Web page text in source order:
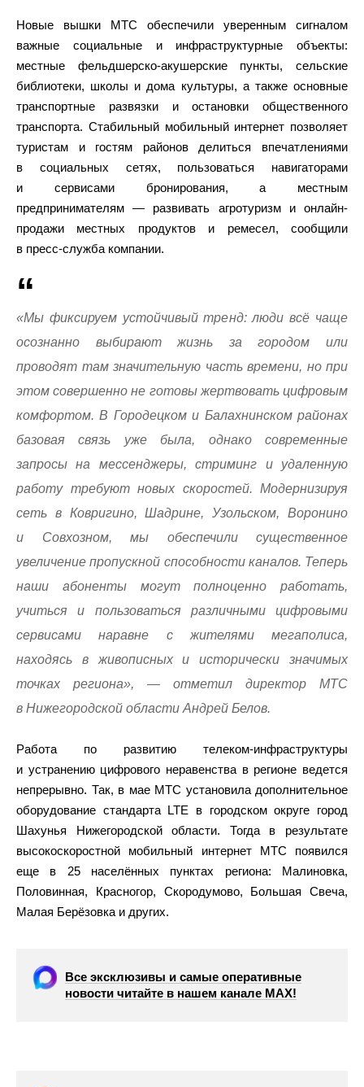
Новые вышки МТС обеспечили уверенным сигналом
важные социальные и инфраструктурные объекты:
местные фельдшерско-акушерские пункты, сельские
библиотеки, школы и дома культуры, а также основные
транспортные развязки и остановки общественного
транспорта. Стабильный мобильный интернет позволяет
туристам и гостям районов делиться впечатлениями
в социальных сетях, пользоваться навигаторами
и сервисами бронирования, а местным
предпринимателям — развивать агротуризм и онлайн-
продажи местных продуктов и ремесел, сообщили
в пресс-служба компании.
«Мы фиксируем устойчивый тренд: люди всё чаще
осознанно выбирают жизнь за городом или
проводят там значительную часть времени, но при
этом совершенно не готовы жертвовать цифровым
комфортом. В Городецком и Балахнинском районах
базовая связь уже была, однако современные
запросы на мессенджеры, стриминг и удаленную
работу требуют новых скоростей. Модернизируя
сеть в Ковригино, Шадрине, Узольском, Воронино
и Совхозном, мы обеспечили существенное
увеличение пропускной способности каналов. Теперь
наши абоненты могут полноценно работать,
учиться и пользоваться различными цифровыми
сервисами наравне с жителями мегаполиса,
находясь в живописных и исторически значимых
точках региона», — отметил директор МТС
в Нижегородской области Андрей Белов.
Работа по развитию телеком-инфраструктуры
и устранению цифрового неравенства в регионе ведется
непрерывно. Так, в мае МТС установила дополнительное
оборудование стандарта LTE в городском округе город
Шахунья Нижегородской области. Тогда в результате
высокоскоростной мобильный интернет МТС появился
еще в 25 населённых пунктах региона: Малиновка,
Половинная, Красногор, Скородумово, Большая Свеча,
Малая Берёзовка и других.
Все эксклюзивы и самые оперативные
новости читайте в нашем канале МАХ!